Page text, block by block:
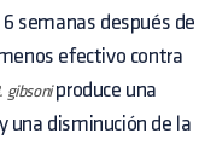
semanas después de
efectivo contra
gibsoniproduce una
una disminución de la